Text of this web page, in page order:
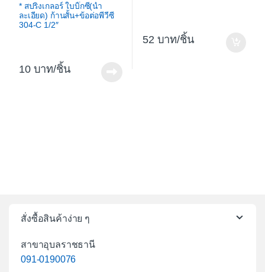
* สปริงเกลอร์ ใบบิ๊กซี(น้ำ
ละเอียด) ก้านสั้น+ข้อต่อพีวีซี
304-C 1/2″
10 /ชิ้น
52 /ชิ้น
สั่งซื้อสินค้าง่าย ๆ
สาขาอุบลราชธานี
091-0190076